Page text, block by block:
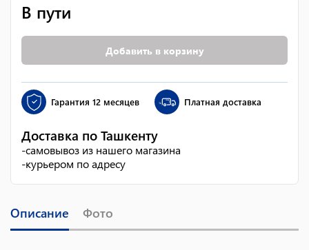
В пути
Добавить в корзину
Гарантия 12 месяцев Платная доставка
Доставка по Ташкенту
-самовывоз из нашего магазина
-курьером по адресу
Описание Фото